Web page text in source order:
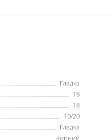
Гладка
18
18
10/20
Гладка
Чорний